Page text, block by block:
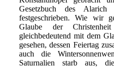
Gesetzbuch des
festgeschrieben. Wie wir
Glaube der
gleichbedeutend mit dem
gesehen, dessen Feiertag
auch die
Saturnalien starb aus,